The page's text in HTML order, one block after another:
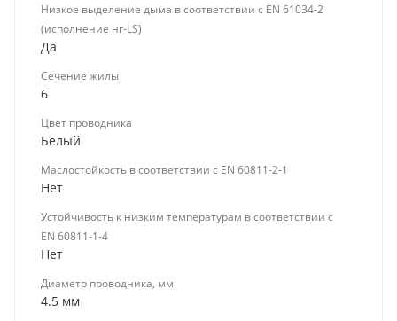
Низкое выделение дыма в соответствии с EN 61034-2
(исполнение нг-LS)
Да
Сечение жилы
6
Цвет проводника
Белый
Маслостойкость в соответствии с EN 60811-2-1
Нет
Устойчивость к низким температурам в соответствии с
EN 60811-1-4
Нет
Диаметр проводника, мм
4.5 мм